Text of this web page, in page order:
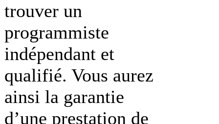
trouver un
programmiste
indépendant et
qualifié. Vous aurez
ainsi la garantie
d’une prestation de